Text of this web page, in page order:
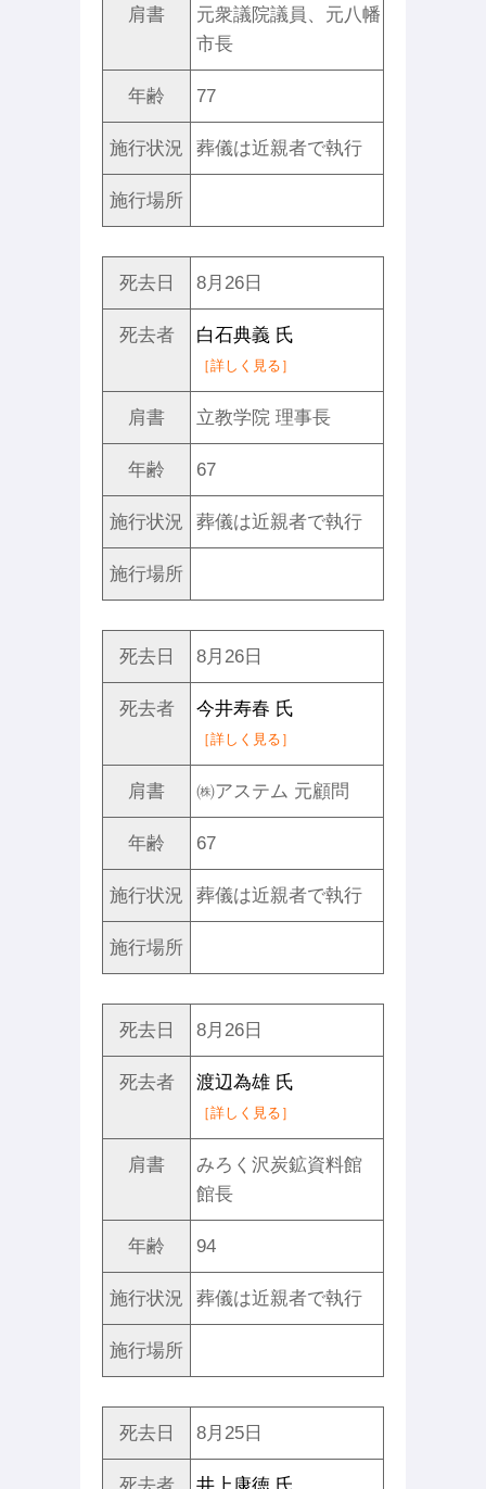
肩書
元衆議院議員、元八幡
市長
年齢 77
施行状況 葬儀は近親者で執行
施行場所
死去日 8月26日
死去者 白石典義 氏
［詳しく見る］
肩書 立教学院 理事長
年齢 67
施行状況 葬儀は近親者で執行
施行場所
死去日 8月26日
死去者 今井寿春 氏
［詳しく見る］
肩書 ㈱アステム 元顧問
年齢 67
施行状況 葬儀は近親者で執行
施行場所
死去日 8月26日
死去者 渡辺為雄 氏
［詳しく見る］
肩書
みろく沢炭鉱資料館
館長
年齢 94
施行状況 葬儀は近親者で執行
施行場所
死去日 8月25日